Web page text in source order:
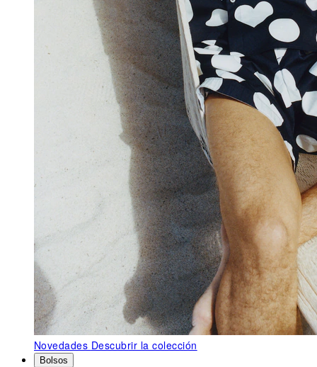
Novedades Descubrir la colección
Bolsos